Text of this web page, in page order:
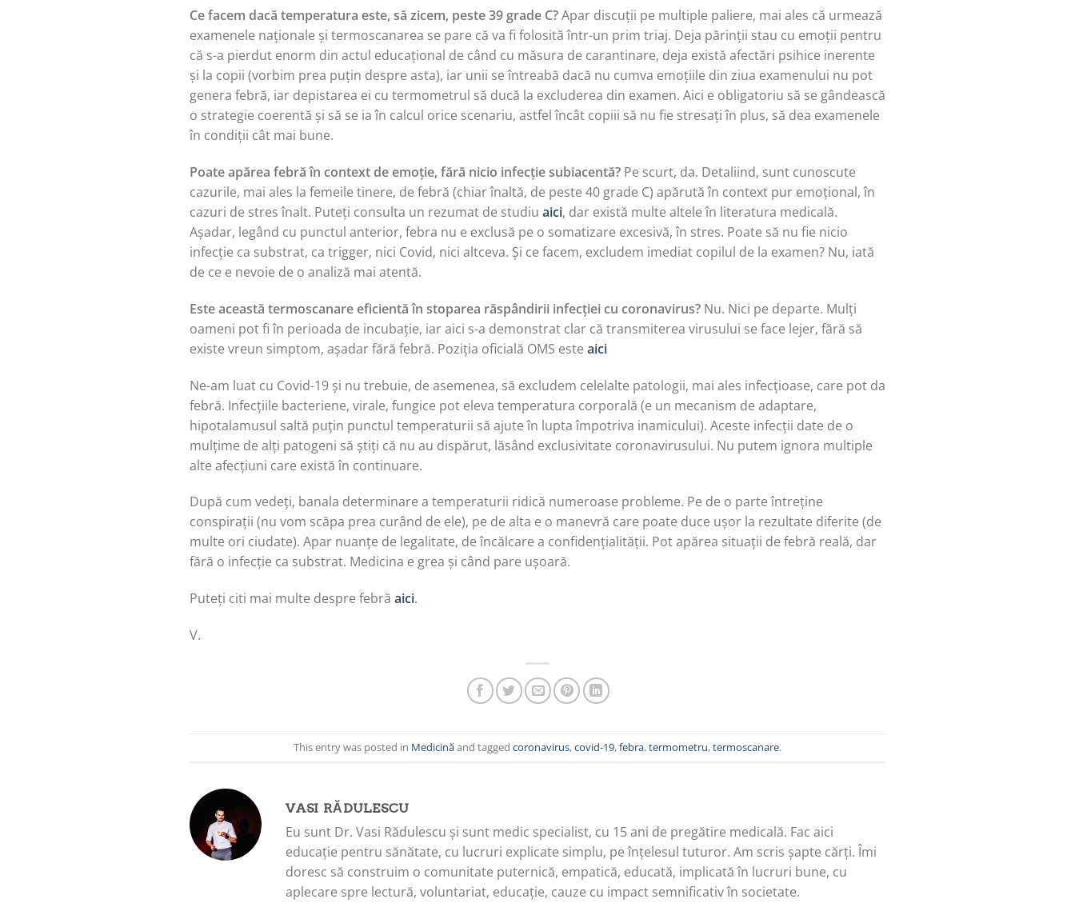
Ce facem dacă temperatura este, să zicem, peste 39 grade C?Apar discuții pe multiple paliere, mai ales că urmează
examenele naționale și termoscanarea se pare că va fi folosită într-un prim triaj. Deja părinții stau cu emoții pentru
că s-a pierdut enorm din actul educațional de când cu măsura de carantinare, deja există afectări psihice inerente
și la copii (vorbim prea puțin despre asta), iar unii se întreabă dacă nu cumva emoțiile din ziua examenului nu pot
genera febră, iar depistarea ei cu termometrul să ducă la excluderea din examen. Aici e obligatoriu să se gândească
o strategie coerentă și să se ia în calcul orice scenariu, astfel încât copiii să nu fie stresați în plus, să dea examenele
în condiții cât mai bune.
Poate apărea febră în context de emoție, fără nicio infecție subiacentă? Pe scurt, da. Detaliind, sunt cunoscute
cazurile, mai ales la femeile tinere, de febră (chiar înaltă, de peste 40 grade C) apărută în context pur emoțional, în
cazuri de stres înalt. Puteți consulta un rezumat de studiu aici, dar există multe altele în literatura medicală.
Așadar, legând cu punctul anterior, febra nu e exclusă pe o somatizare excesivă, în stres. Poate să nu fie nicio
infecție ca substrat, ca trigger, nici Covid, nici altceva. Și ce facem, excludem imediat copilul de la examen? Nu, iată
de ce e nevoie de o analiză mai atentă.
Este această termoscanare eficientă în stoparea răspândirii infecției cu coronavirus? Nu. Nici pe departe. Mulți
oameni pot fi în perioada de incubație, iar aici s-a demonstrat clar că transmiterea virusului se face lejer, fără să
existe vreun simptom, așadar fără febră. Poziția oficială OMS este aici
Ne-am luat cu Covid-19 și nu trebuie, de asemenea, să excludem celelalte patologii, mai ales infecțioase, care pot da
febră. Infecțiile bacteriene, virale, fungice pot eleva temperatura corporală (e un mecanism de adaptare,
hipotalamusul saltă puțin punctul temperaturii să ajute în lupta împotriva inamicului). Aceste infecții date de o
mulțime de alți patogeni să știți că nu au dispărut, lăsând exclusivitate coronavirusului. Nu putem ignora multiple
alte afecțiuni care există în continuare.
După cum vedeți, banala determinare a temperaturii ridică numeroase probleme. Pe de o parte întreține
conspirații (nu vom scăpa prea curând de ele), pe de alta e o manevră care poate duce ușor la rezultate diferite (de
multe ori ciudate). Apar nuanțe de legalitate, de încălcare a confidențialității. Pot apărea situații de febră reală, dar
fără o infecție ca substrat. Medicina e grea și când pare ușoară.
Puteți citi mai multe despre febră aici.
V.
This entry was posted in Medicinăand tagged coronavirus,covid-19,febra,termometru,termoscanare.
VASI RĂDULESCU
Eu sunt Dr. Vasi Rădulescu și sunt medic specialist, cu 15 ani de pregătire medicală. Fac aici
educație pentru sănătate, cu lucruri explicate simplu, pe înțelesul tuturor. Am scris șapte cărți. Îmi
doresc să construim o comunitate puternică, empatică, educată, implicată în lucruri bune, cu
aplecare spre lectură, voluntariat, educație, cauze cu impact semnificativ în societate.